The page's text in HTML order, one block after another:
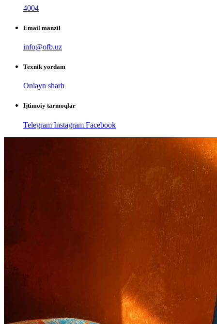
4004
Email manzil
info@ofb.uz
Texnik yordam
Onlayn sharh
Ijtimoiy tarmoqlar
Telegram Instagram Facebook